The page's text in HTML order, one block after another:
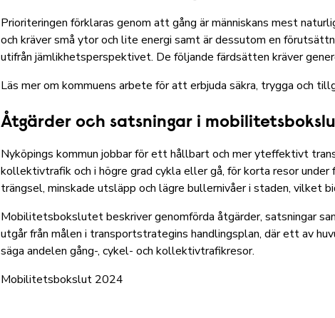
Prioriteringen förklaras genom att gång är människans mest
och kräver små ytor och lite energi samt är dessutom en
utifrån jämlikhetsperspektivet. De följande färdsätten kräver
Läs mer om kommuens arbete för att erbjuda säkra, trygga och
Åtgärder och satsningar i
Nyköpings kommun jobbar för ett hållbart och mer yteffektivt
kollektivtrafik och i högre grad cykla eller gå, för korta resor
trängsel, minskade utsläpp och lägre bullernivåer i staden, vilket
Mobilitetsbokslutet beskriver genomförda åtgärder, satsningar
utgår från målen i transportstrategins handlingsplan, där ett av
säga andelen gång-, cykel- och kollektivtrafikresor.
Mobilitetsbokslut 2024